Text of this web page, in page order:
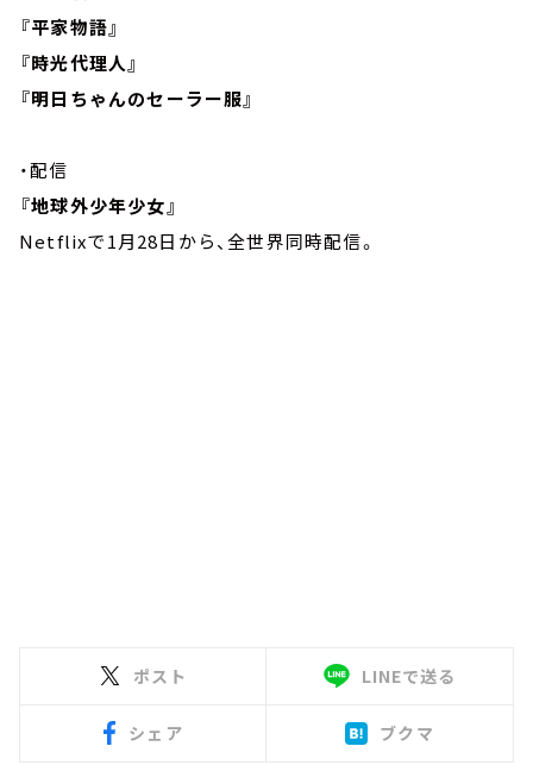
『平家物語』
『時光代理人』
『明日ちゃんのセーラー服』
・配信
『地球外少年少女』
Netflixで1月28日から、全世界同時配信。
ポスト LINEで送る
シェア ブクマ